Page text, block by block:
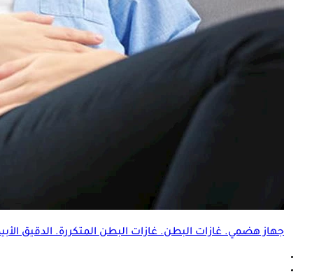
جهاز هضمي. غازات البطن.غازات البطن المتكررة. الدقيق